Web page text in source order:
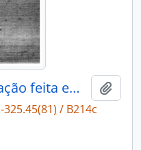
A cruz indígena (Publicação feita em benefício dos índios amazonenses do rio Jauapery)
325.45(81) / B214c